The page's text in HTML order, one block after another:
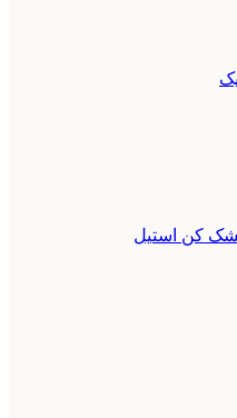
کن استیل